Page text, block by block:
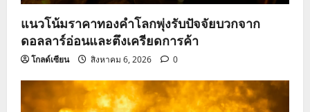
แนวโน้มราคาทองคำโลกพุ่งรับปัจจัยบวกจาก
ดอลลาร์อ่อนและตึงเครียดการค้า
โกลด์เซียน สิงหาคม 6, 2026 0